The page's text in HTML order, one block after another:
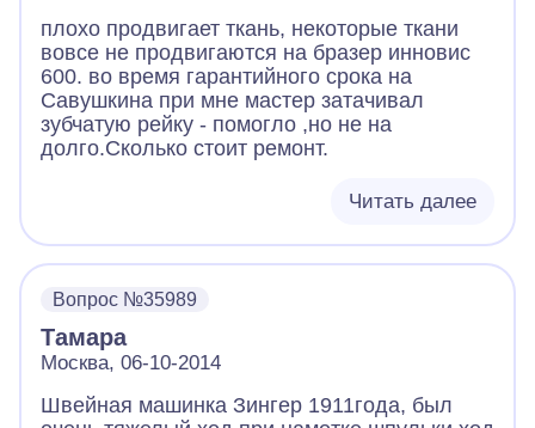
НЕ петляет , но стчит при строчке громко и
чуть стягивает нить. Подскажите пожалуйста
причину петляния!!!???
плохо продвигает ткань, некоторые ткани
вовсе не продвигаются на бразер инновис
600. во время гарантийного срока на
Савушкина при мне мастер затачивал
зубчатую рейку - помогло ,но не на
долго.Сколько стоит ремонт.
Читать далее
Вопрос №35989
Тамара
Москва, 06-10-2014
Швейная машинка Зингер 1911года, был